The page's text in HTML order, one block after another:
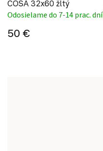
COSA 32x60 žltý
Odosielame do 7-14 prac. dní
50 €